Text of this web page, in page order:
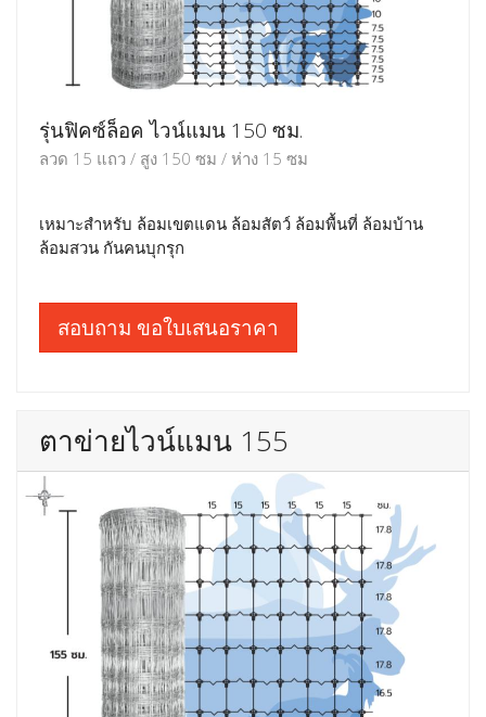
รุ่นฟิคซ์ล็อค ไวน์แมน 150 ซม.
ลวด 15 แถว / สูง 150 ซม / ห่าง 15 ซม
เหมาะสำหรับ ล้อมเขตแดน ล้อมสัตว์ ล้อมพื้นที่ ล้อมบ้าน
ล้อมสวน กันคนบุกรุก
สอบถาม ขอใบเสนอราคา
ตาข่ายไวน์แมน 155